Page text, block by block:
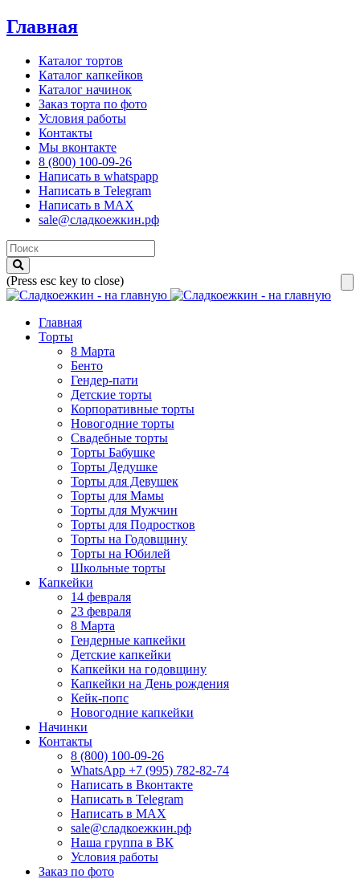
Главная
Каталог тортов
Каталог капкейков
Каталог начинок
Заказ торта по фото
Условия работы
Контакты
Мы вконтакте
8 (800) 100-09-26
Написать в whatspapp
Написать в Telegram
Написать в MAX
sale@сладкоежкин.рф
(Press esc key to close)
Главная
Торты
8 Марта
Бенто
Гендер-пати
Детские торты
Корпоративные торты
Новогодние торты
Свадебные торты
Торты Бабушке
Торты Дедушке
Торты для Девушек
Торты для Мамы
Торты для Мужчин
Торты для Подростков
Торты на Годовщину
Торты на Юбилей
Школьные торты
Капкейки
14 февраля
23 февраля
8 Марта
Гендерные капкейки
Детские капкейки
Капкейки на годовщину
Капкейки на День рождения
Кейк-попс
Новогодние капкейки
Начинки
Контакты
8 (800) 100-09-26
WhatsApp +7 (995) 782-82-74
Написать в Вконтакте
Написать в Telegram
Написать в MAX
sale@сладкоежкин.рф
Наша группа в ВК
Условия работы
Заказ по фото